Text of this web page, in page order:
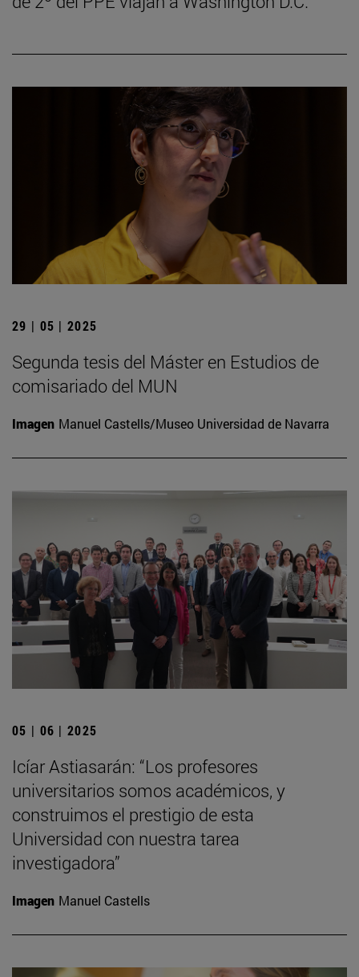
29 | 05 | 2025
Segunda tesis del Máster en Estudios de
comisariado del MUN
Imagen Manuel Castells/Museo Universidad de Navarra
05 | 06 | 2025
Icíar Astiasarán: “Los profesores
universitarios somos académicos, y
construimos el prestigio de esta
Universidad con nuestra tarea
investigadora”
Imagen Manuel Castells